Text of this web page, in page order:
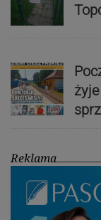
Reklama